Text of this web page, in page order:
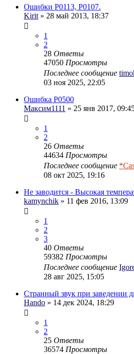
Ошибки P0113, P0107.
Kirit » 28 май 2013, 18:37
1
2
28 Ответы
47050 Просмотры
Последнее сообщение
03 ноя 2025, 22:05
Ошибка P0500
Максим1111 » 25 янв 2017,
1
2
26 Ответы
44634 Просмотры
Последнее сообщение
08 окт 2025, 19:16
Не заводится - Высокая
kamynchik » 11 фев 2016, 13:09
1
2
3
40 Ответы
59382 Просмотры
Последнее сообщение
28 авг 2025, 15:05
Странный звук при заведении
Hando » 14 дек 2024, 18:29
1
2
25 Ответы
36574 Просмотры